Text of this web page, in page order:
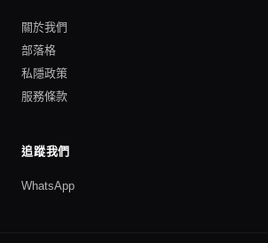
關於我們
部落格
私隱政策
服務條款
追蹤我們
WhatsApp